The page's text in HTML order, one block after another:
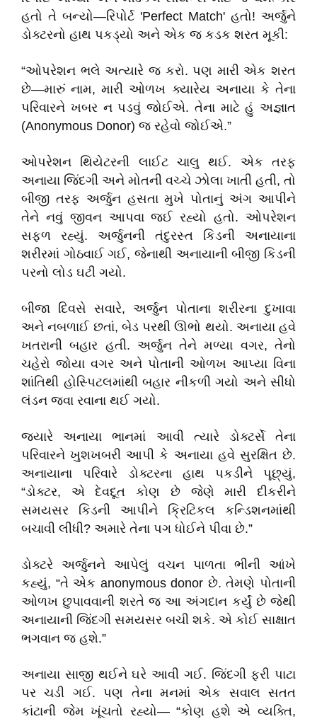
હતો તે બન્યો—રિપોર્ટ 'Perfect Match' હતો! અર્જુને
ડોક્ટરનો હાથ પકડ્યો અને એક જ કડક શરત મૂકી:
​“ઓપરેશન ભલે અત્યારે જ કરો. પણ મારી એક શરત
છે—મારું નામ, મારી ઓળખ ક્યારેય અનાયા કે તેના
પરિવારને ખબર ન પડવું જોઈએ. તેના માટે હું અજ્ઞાત
(Anonymous Donor) જ રહેવો જોઈએ.”
​ઓપરેશન થિયેટરની લાઈટ ચાલુ થઈ. એક તરફ
અનાયા જિંદગી અને મોતની વચ્ચે ઝોલા ખાતી હતી, તો
બીજી તરફ અર્જુન હસતા મુખે પોતાનું અંગ આપીને
તેને નવું જીવન આપવા જઈ રહ્યો હતો. ઓપરેશન
સફળ રહ્યું. અર્જુનની તંદુરસ્ત કિડની અનાયાના
શરીરમાં ગોઠવાઈ ગઈ, જેનાથી અનાયાની બીજી કિડની
પરનો લોડ ઘટી ગયો.
​બીજા દિવસે સવારે, અર્જુન પોતાના શરીરના દુખાવા
અને નબળાઈ છતાં, બેડ પરથી ઊભો થયો. અનાયા હવે
ખતરાની બહાર હતી. અર્જુન તેને મળ્યા વગર, તેનો
ચહેરો જોયા વગર અને પોતાની ઓળખ આપ્યા વિના
શાંતિથી હોસ્પિટલમાંથી બહાર નીકળી ગયો અને સીધો
લંડન જવા રવાના થઈ ગયો.
​જ્યારે અનાયા ભાનમાં આવી ત્યારે ડોક્ટર્સે તેના
પરિવારને ખુશખબરી આપી કે અનાયા હવે સુરક્ષિત છે.
અનાયાના પરિવારે ડોક્ટરના હાથ પકડીને પૂછ્યું,
“ડોક્ટર, એ દેવદૂત કોણ છે જેણે મારી દીકરીને
સમયસર કિડની આપીને ક્રિટિકલ કન્ડિશનમાંથી
બચાવી લીધી? અમારે તેના પગ ધોઈને પીવા છે.”
​ડોક્ટરે અર્જુનને આપેલું વચન પાળતા ભીની આંખે
કહ્યું, “તે એક anonymous donor છે. તેમણે પોતાની
ઓળખ છુપાવવાની શરતે જ આ અંગદાન કર્યું છે જેથી
અનાયાની જિંદગી સમયસર બચી શકે. એ કોઈ સાક્ષાત
ભગવાન જ હશે.”
​અનાયા સાજી થઈને ઘરે આવી ગઈ. જિંદગી ફરી પાટા
પર ચડી ગઈ. પણ તેના મનમાં એક સવાલ સતત
કાંટાની જેમ ખૂંચતો રહ્યો— “કોણ હશે એ વ્યક્તિ,